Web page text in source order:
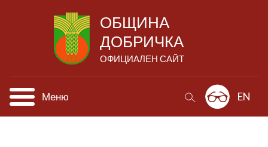
ОБЩИНА
ДОБРИЧКА
ОФИЦИАЛЕН САЙТ
Меню EN